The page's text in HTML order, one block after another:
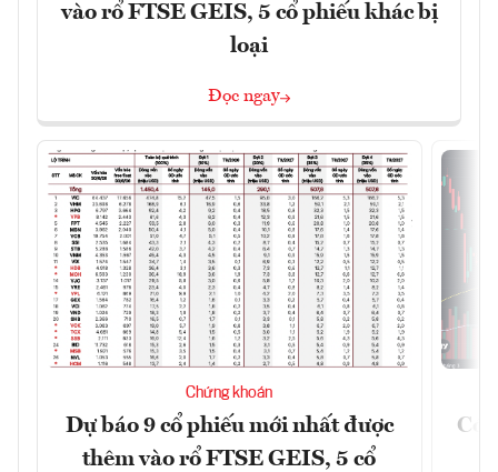
vào rổ FTSE GEIS, 5 cổ phiếu khác bị
loại
Đọc ngay
Chứng khoán
Dự báo 9 cổ phiếu mới nhất được
thêm vào rổ FTSE GEIS, 5 cổ
Có